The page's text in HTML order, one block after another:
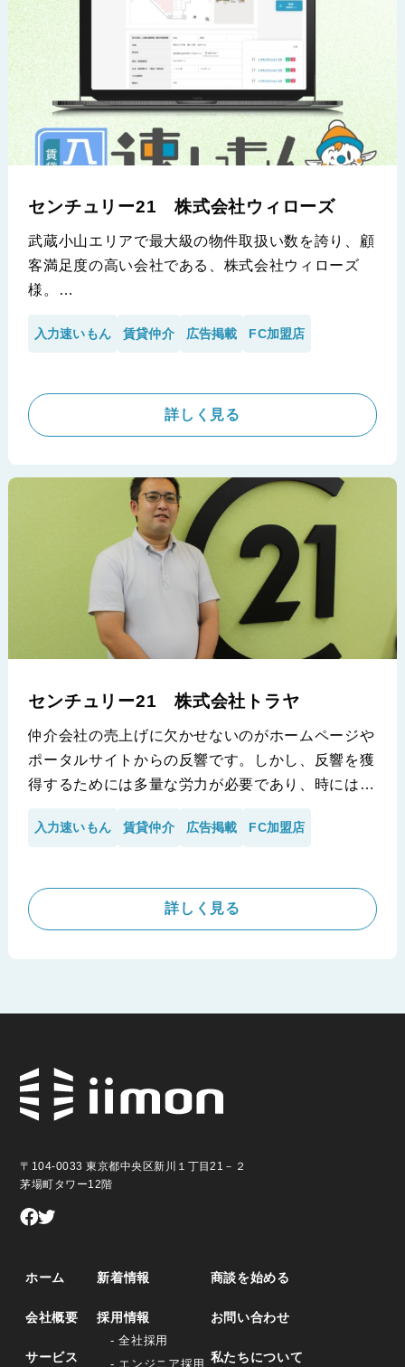
※ハウスメイトネットワーク 高幡不動店 桜総合管理株式会
社様の導入事例です。
センチュリー21 株式会社ウィローズ
武蔵小山エリアで最大級の物件取扱い数を誇り、顧
客満足度の高い会社である、株式会社ウィローズ
様。
いる同社に、『賃貸版入力速いもん』でのインタビ
※センチュリー21 株式会社ウィローズ様の導入事例です。
入力速いもん 賃貸仲介 広告掲載 FC加盟店
詳しく見る
センチュリー21 株式会社トラヤ
仲介会社の売上げに欠かせないのがホームページや
ポータルサイトからの反響です。しかし、反響を獲
得するためには多量な労力が必要であり、時には他
通りです。株式会社トラヤ様も入力業務に課題を抱
※センチュリー21 株式会社トラヤ様の導入事例です。
入力速いもん 賃貸仲介 広告掲載 FC加盟店
詳しく見る
〒104-0033 東京都中央区新川１丁目21－２
茅場町タワー12階
ホーム
会社概要
サービス
新着情報
採用情報
- 全社採用
- エンジニア採用
商談を始める
お問い合わせ
私たちについて